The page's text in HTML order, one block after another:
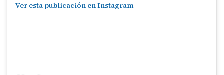
Ver esta publicación en Instagram